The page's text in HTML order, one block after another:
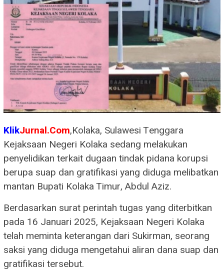
KlikJurnal.Com,Kolaka, Sulawesi Tenggara
Kejaksaan Negeri Kolaka sedang melakukan
penyelidikan terkait dugaan tindak pidana korupsi
berupa suap dan gratifikasi yang diduga melibatkan
mantan Bupati Kolaka Timur, Abdul Aziz.
Berdasarkan surat perintah tugas yang diterbitkan
pada 16 Januari 2025, Kejaksaan Negeri Kolaka
telah meminta keterangan dari Sukirman, seorang
saksi yang diduga mengetahui aliran dana suap dan
gratifikasi tersebut.